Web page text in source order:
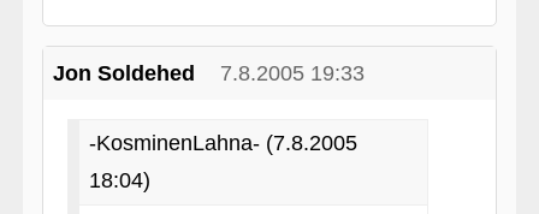
Jon Soldehed 7.8.2005 19:33
-KosminenLahna- (7.8.2005
18:04)